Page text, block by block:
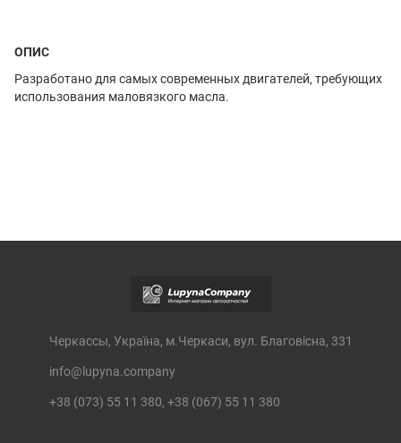
ОПИС
Разработано для самых современных двигателей, требующих
использования маловязкого масла.
Черкассы, Україна, м.Черкаси, вул. Благовісна, 331
info@lupyna.company
+38 (073) 55 11 380, +38 (067) 55 11 380